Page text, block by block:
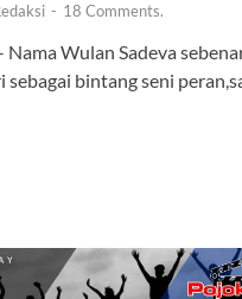
- 18 Comments.
Wulan Sadeva
sebagai bintang seni